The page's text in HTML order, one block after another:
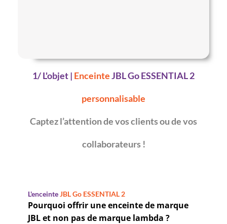
1/ L'objet | EnceinteJBL Go ESSENTIAL 2
personnalisable
Captez l’attention de vos clients ou de vos
collaborateurs !
L'enceinteJBL Go ESSENTIAL 2
Pourquoi offrir une enceinte de marque
JBL et non pas de marque lambda ?